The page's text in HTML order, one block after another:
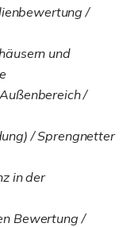
/
und
/
/ Sprengnetter
in der
Bewertung /